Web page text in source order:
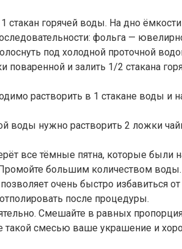
стакан горячей воды. На дно
фольга —
под холодной проточной
и залить 1/2 стакана
растворить в 1 стакане воды и
воды нужно растворить 2 ложки
все тёмные пятна, которые были
большим количеством воды.
очень быстро
после процедуры.
Смешайте в равных
такой смесью ваше украшение и